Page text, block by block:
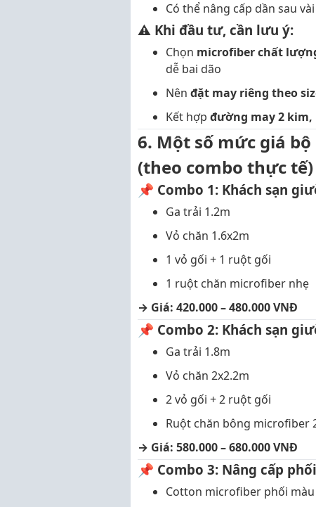
Có thể nâng cấp dần sau
⚠️ Khi đầu tư, cần lưu ý:
Chọn microfiber chất
dễ bai dão
Nên đặt may riêng theo
Kết hợp đường may 2 kim,
6. Một số mức giá
(theo combo thực tế)
📌 Combo 1: Khách sạn
Ga trải 1.2m
Vỏ chăn 1.6x2m
1 vỏ gối + 1 ruột gối
1 ruột chăn microfiber nhẹ
→ Giá: 420.000 – 480.000 VNĐ
📌 Combo 2: Khách sạn
Ga trải 1.8m
Vỏ chăn 2x2.2m
2 vỏ gối + 2 ruột gối
Ruột chăn bông microfiber
→ Giá: 580.000 – 680.000 VNĐ
📌 Combo 3: Nâng cấp
Cotton microfiber phối